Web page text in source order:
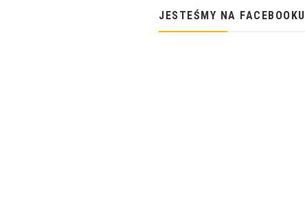
JESTEŚMY NA FACEBOOKU